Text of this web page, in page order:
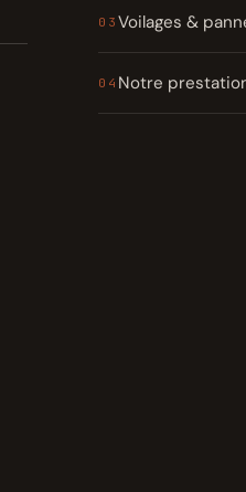
03Voilages &
04 Notre